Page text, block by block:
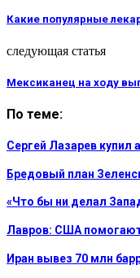
Какие популярные
следующая статья
Мексиканец на ходу
По теме:
Сергей Лазарев купил
Бредовый план
«Что бы ни делал
Лавров: США помогают
Иран вывез 70 млн